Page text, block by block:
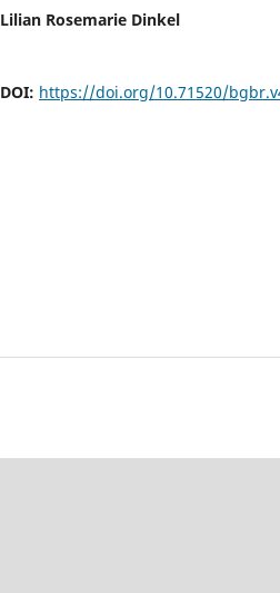
Lilian Rosemarie Dinkel
DOI: https://doi.org/10.71520/